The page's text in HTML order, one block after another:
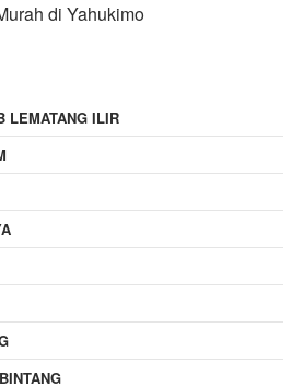
di Yahukimo
LEMATANG ILIR